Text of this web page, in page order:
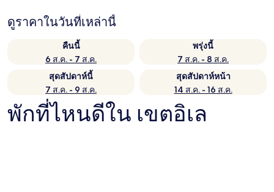
ดูราคาในวันที่เหล่านี้
คืนนี้
6 ส.ค. - 7 ส.ค.
พรุ่งนี้
7 ส.ค. - 8 ส.ค.
สุดสัปดาห์นี้
7 ส.ค. - 9 ส.ค.
สุดสัปดาห์หน้า
14 ส.ค. - 16 ส.ค.
พักที่ไหนดีใน เขตอิเล